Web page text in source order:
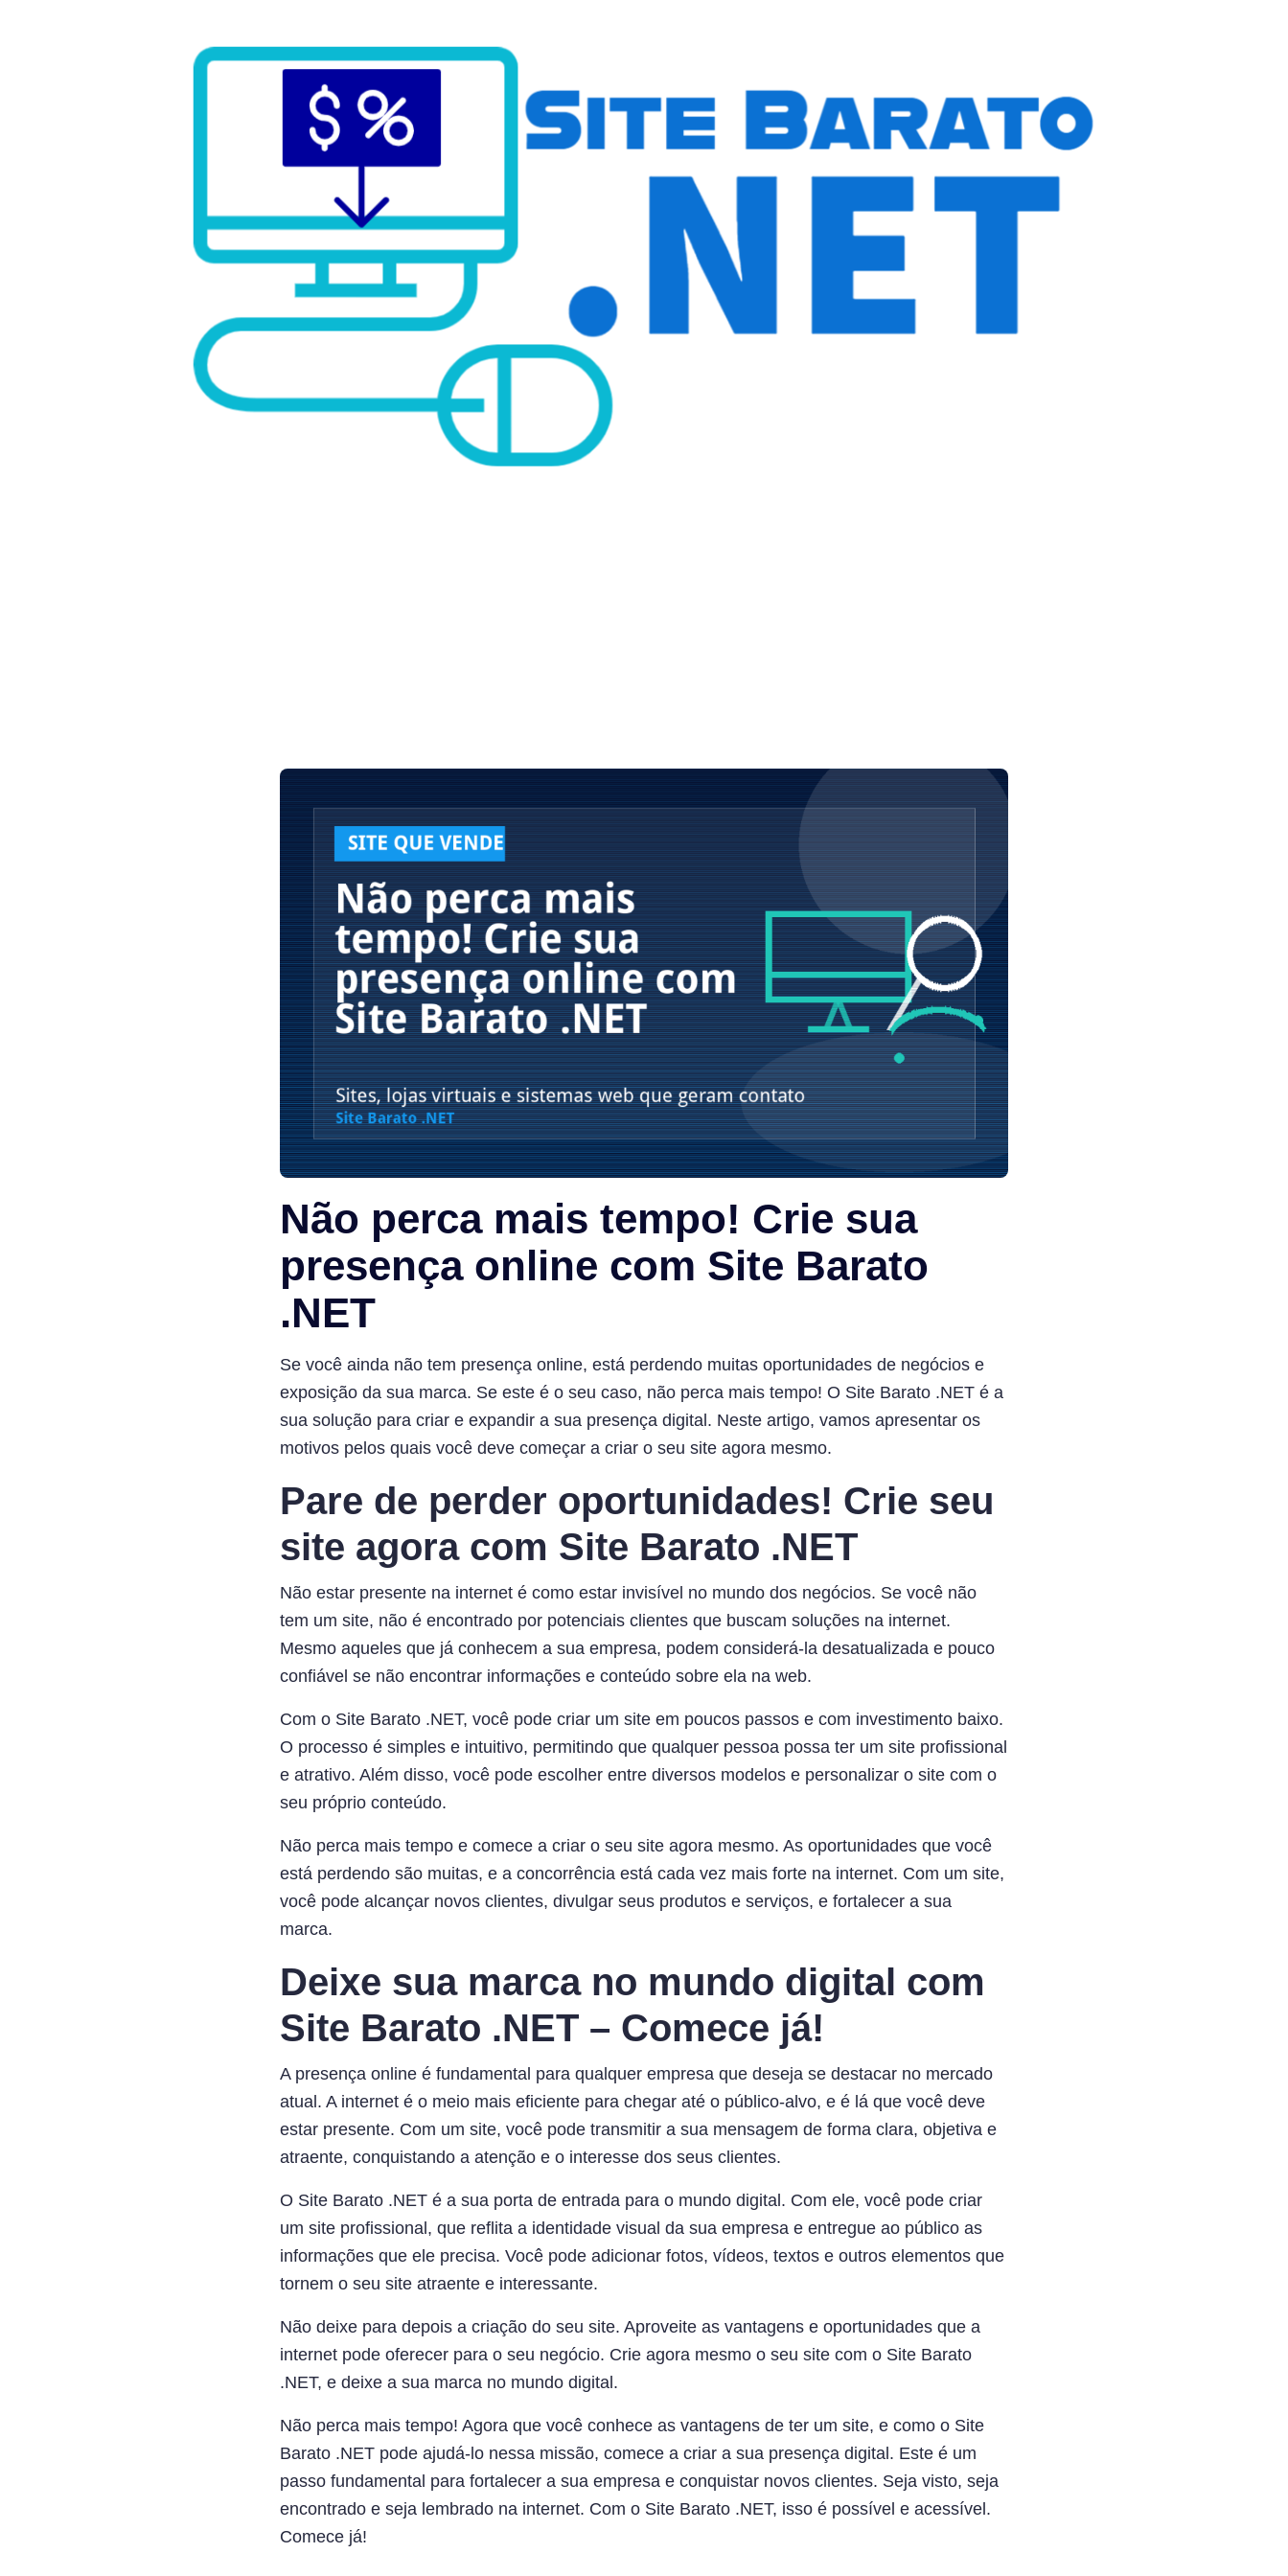
Não perca mais tempo! Crie sua
presença online com Site Barato
.NET
Se você ainda não tem presença online, está perdendo muitas oportunidades de negócios e
exposição da sua marca. Se este é o seu caso, não perca mais tempo! O Site Barato .NET é a
sua solução para criar e expandir a sua presença digital. Neste artigo, vamos apresentar os
motivos pelos quais você deve começar a criar o seu site agora mesmo.
Pare de perder oportunidades! Crie seu
site agora com Site Barato .NET
Não estar presente na internet é como estar invisível no mundo dos negócios. Se você não
tem um site, não é encontrado por potenciais clientes que buscam soluções na internet.
Mesmo aqueles que já conhecem a sua empresa, podem considerá-la desatualizada e pouco
confiável se não encontrar informações e conteúdo sobre ela na web.
Com o Site Barato .NET, você pode criar um site em poucos passos e com investimento baixo.
O processo é simples e intuitivo, permitindo que qualquer pessoa possa ter um site profissional
e atrativo. Além disso, você pode escolher entre diversos modelos e personalizar o site com o
seu próprio conteúdo.
Não perca mais tempo e comece a criar o seu site agora mesmo. As oportunidades que você
está perdendo são muitas, e a concorrência está cada vez mais forte na internet. Com um site,
você pode alcançar novos clientes, divulgar seus produtos e serviços, e fortalecer a sua
marca.
Deixe sua marca no mundo digital com
Site Barato .NET – Comece já!
A presença online é fundamental para qualquer empresa que deseja se destacar no mercado
atual. A internet é o meio mais eficiente para chegar até o público-alvo, e é lá que você deve
estar presente. Com um site, você pode transmitir a sua mensagem de forma clara, objetiva e
atraente, conquistando a atenção e o interesse dos seus clientes.
O Site Barato .NET é a sua porta de entrada para o mundo digital. Com ele, você pode criar
um site profissional, que reflita a identidade visual da sua empresa e entregue ao público as
informações que ele precisa. Você pode adicionar fotos, vídeos, textos e outros elementos que
tornem o seu site atraente e interessante.
Não deixe para depois a criação do seu site. Aproveite as vantagens e oportunidades que a
internet pode oferecer para o seu negócio. Crie agora mesmo o seu site com o Site Barato
.NET, e deixe a sua marca no mundo digital.
Não perca mais tempo! Agora que você conhece as vantagens de ter um site, e como o Site
Barato .NET pode ajudá-lo nessa missão, comece a criar a sua presença digital. Este é um
passo fundamental para fortalecer a sua empresa e conquistar novos clientes. Seja visto, seja
encontrado e seja lembrado na internet. Com o Site Barato .NET, isso é possível e acessível.
Comece já!